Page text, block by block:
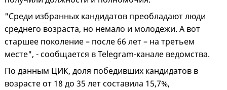
"Среди избранных кандидатов преобладают люди
среднего возраста, но немало и молодежи. А вот
старшее поколение – после 66 лет – на третьем
месте", - сообщается в Telegram-канале ведомства.
По данным ЦИК, доля победивших кандидатов в
возрасте от 18 до 35 лет составила 15,7%,